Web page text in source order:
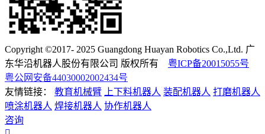
Copyright ©2017- 2025 Guangdong Huayan Robotics Co.,Ltd. 广
东华沿机器人股份有限公司 版权所有 粤ICP备20015055号
粤公网安备44030002002434号
友情链接：
教育机械臂 上下料机器人 装配机器人 打磨机器人
喷涂机器人 焊接机器人 协作机器人
咨询